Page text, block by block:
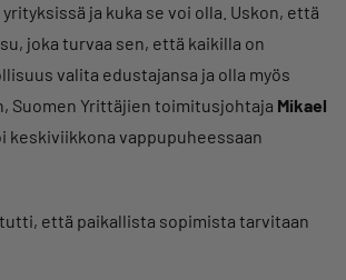
ja kuka se voi olla. Uskon, että
joka turvaa sen, että kaikilla on
valita edustajansa ja olla myös
Suomen Yrittäjien toimitusjohtaja Mikael
keskiviikkona vappupuheessaan
että paikallista sopimista tarvitaan